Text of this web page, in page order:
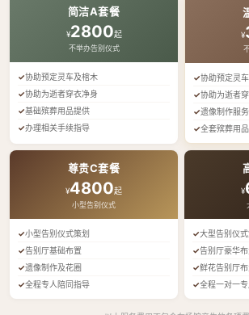
简洁A套餐
¥2800起
不举办告别仪式
协助预定灵车及棺木
协助为逝者穿衣净身
基础殡葬用品提供
办理相关手续指导
¥
协助预定灵
协助为逝者
遗像制作服务
全套殡葬用
尊贵C套餐
¥4800起
小型告别仪式
小型告别仪式策划
告别厅基础布置
遗像制作及花圈
全程专人陪同指导
¥
大型告别仪式
告别厅豪华布
鲜花告别厅布
全程一对一